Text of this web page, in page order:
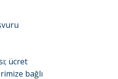
ücret
bağlı